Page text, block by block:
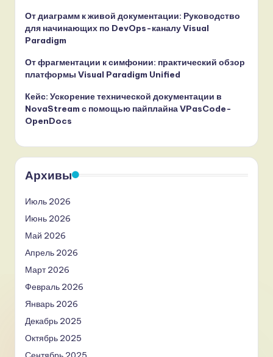
От диаграмм к живой документации: Руководство
для начинающих по DevOps-каналу Visual
Paradigm
От фрагментации к симфонии: практический обзор
платформы Visual Paradigm Unified
Кейс: Ускорение технической документации в
NovaStream с помощью пайплайна VPasCode-
OpenDocs
Архивы
Июль 2026
Июнь 2026
Май 2026
Апрель 2026
Март 2026
Февраль 2026
Январь 2026
Декабрь 2025
Октябрь 2025